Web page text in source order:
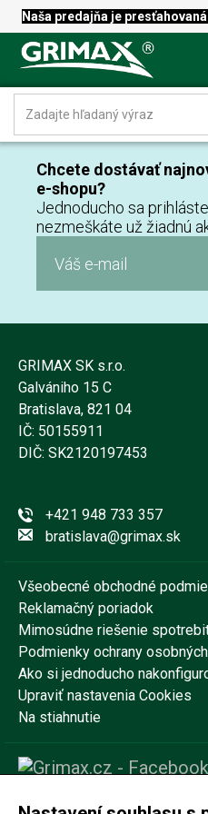
Naša predajňa je
Chcete dostávať
e-shopu?
Jednoducho sa
nezmeškáte už žiadnú
GRIMAX SK s.r.o.
Galvániho 15 C
Bratislava, 821 04
IČ: 50155911
DIČ: SK2120197453
+421 948 733 357
bratislava@grimax.sk
Všeobecné obchodné
Reklamačný poriadok
Mimosúdne riešenie
Podmienky ochrany
Ako si jednoducho
Upraviť nastavenia Cookies
Na stiahnutie